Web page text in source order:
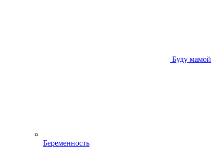
Буду мамой
Беременность